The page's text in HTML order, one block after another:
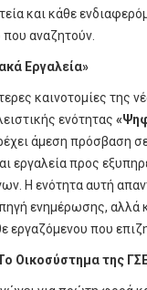
και κάθε
αναζητούν.
Εργαλεία»
καινοτομίες της
ενότητας
άμεση πρόσβαση
εργαλεία προς
Η ενότητα αυτή
ενημέρωσης, αλλά
εργαζόμενου που
Οικοσύστημα της